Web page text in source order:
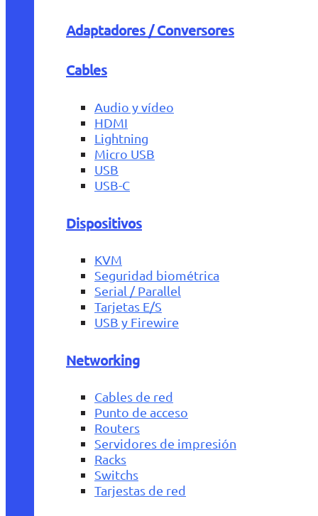
Adaptadores / Conversores
Cables
Audio y vídeo
HDMI
Lightning
Micro USB
USB
USB-C
Dispositivos
KVM
Seguridad biométrica
Serial / Parallel
Tarjetas E/S
USB y Firewire
Networking
Cables de red
Punto de acceso
Routers
Servidores de impresión
Racks
Switchs
Tarjestas de red